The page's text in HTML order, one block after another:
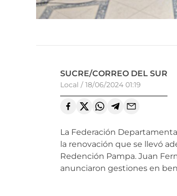
SUCRE/CORREO DEL SUR
Local / 18/06/2024 01:19
La Federación
la renovación que se llevó
Redención Pampa. Juan
anunciaron gestiones en